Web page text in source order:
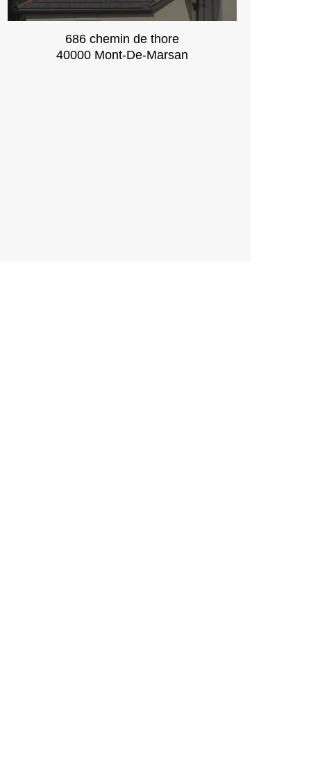
686 chemin de thore
40000 Mont-De-Marsan